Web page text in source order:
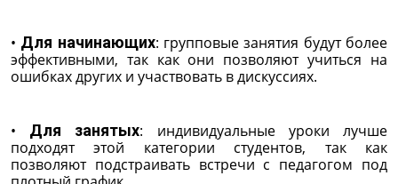
• Для начинающих: групповые занятия будут более
эффективными, так как они позволяют учиться на
ошибках других и участвовать в дискуссиях.
• Для занятых: индивидуальные уроки лучше
подходят этой категории студентов, так как
позволяют подстраивать встречи с педагогом под